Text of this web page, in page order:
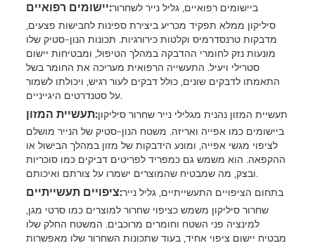
יישומים רפואיים:ביישומים רפואיים, גליל נייר לשחרור
סיליקון ממלא תפקיד מכריע ביצירת ספינות לחבישות פצעים,
מדבקות טרנסדרמיס וקלטות כירורגיות. תכונות הנון-סטיק שלו
מונעות נזק לחומרי ההדבקה במהלך הטיפול, ומבטיחות יישום
סטרילי ויעיל. התעשייה הרפואית מעריכה את החומר בשל
התאמתו לדבקים שונים, כולל דבקים לעור רגיש, ויכולתו לשמור
על סטנדרטים היגייניים.
תעשיית המזון:תעשיית המזון נהנית מגלילי נייר שחרור סיליקון
ביישומים כמו אפייה ואריזה. משטח הנון-סטיק של הנייר מושלם
לציפוי מגשי אפייה, ומונע הידבקות של מזון במהלך הבישול או
ההקפאה. הוא משמש גם כמפריד לפריטים דביקים כמו סוכריות
ובצק, מה שמבטיח שהמוצרים ישמרו על צורתם ואיכותם.
ציפויים תעשייתיים:בתחום הציפויים התעשייתיים, גליל נייר
שחרור סיליקון משמש כציפוי שחרור למוצרים כמו סרטי מגן,
למינציה פני השטח וחומרים מרוכבים. המשטח החלק שלו
מבטיח יישום ציפוי אחיד, בעוד שתכונות השחרור שלו מאפשרות